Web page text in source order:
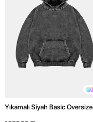
Yıkamalı Siyah Basic Oversize